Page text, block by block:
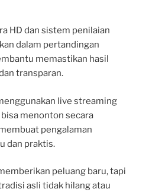
HD dan sistem penilaian
dalam pertandingan
memastikan hasil
transparan.
live streaming
menonton secara
pengalaman
dan praktis.
peluang baru, tapi
asli tidak hilang atau